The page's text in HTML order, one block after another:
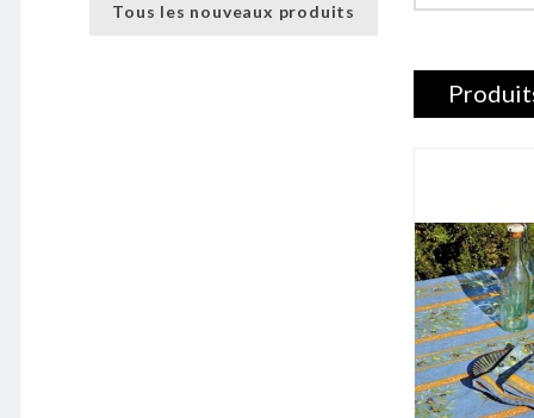
Tous les nouveaux produits